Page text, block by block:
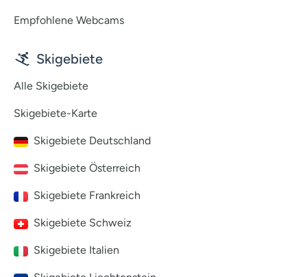
Empfohlene Webcams
Skigebiete
Alle Skigebiete
Skigebiete-Karte
Skigebiete Deutschland
Skigebiete Österreich
Skigebiete Frankreich
Skigebiete Schweiz
Skigebiete Italien